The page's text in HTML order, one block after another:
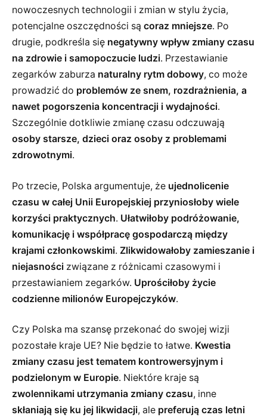
nowoczesnych technologii i zmian w stylu życia,
potencjalne oszczędności są coraz mniejsze. Po
drugie, podkreśla się negatywny wpływ zmiany czasu
na zdrowie i samopoczucie ludzi. Przestawianie
zegarków zaburza naturalny rytm dobowy, co może
prowadzić do problemów ze snem, rozdrażnienia, a
nawet pogorszenia koncentracji i wydajności.
Szczególnie dotkliwie zmianę czasu odczuwają
osoby starsze, dzieci oraz osoby z problemami
zdrowotnymi.
Po trzecie, Polska argumentuje, że ujednolicenie
czasu w całej Unii Europejskiej przyniosłoby wiele
korzyści praktycznych. Ułatwiłoby podróżowanie,
komunikację i współpracę gospodarczą między
krajami członkowskimi. Zlikwidowałoby zamieszanie i
niejasności związane z różnicami czasowymi i
przestawianiem zegarków. Uprościłoby życie
codzienne milionów Europejczyków.
Czy Polska ma szansę przekonać do swojej wizji
pozostałe kraje UE? Nie będzie to łatwe. Kwestia
zmiany czasu jest tematem kontrowersyjnym i
podzielonym w Europie. Niektóre kraje są
zwolennikami utrzymania zmiany czasu, inne
skłaniają się ku jej likwidacji, ale preferują czas letni